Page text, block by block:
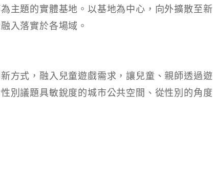
主題的實體基地。以基地為中心，向外擴散至新
入落實於各場域。
方式，融入兒童遊戲需求，讓兒童、親師透過遊
別議題具敏銳度的城市公共空間、從性別的角度